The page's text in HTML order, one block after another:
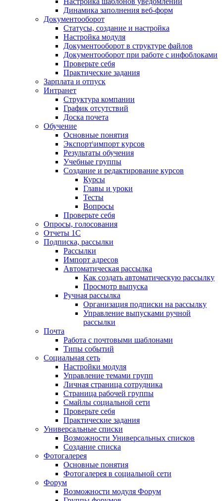
Динамика заполнения веб-форм
Документооборот
Статусы, создание и настройка
Настройка модуля
Документооборот в структуре файлов
Документооборот при работе с инфоблоками
Проверьте себя
Практические задания
Зарплата и отпуск
Интранет
Структура компании
График отсутствий
Доска почета
Обучение
Основные понятия
Экспорт\импорт курсов
Результаты обучения
Учебные группы
Создание и редактирование курсов
Курсы
Главы и уроки
Тесты
Вопросы
Проверьте себя
Опросы, голосования
Отчеты 1С
Подписка, рассылки
Рассылки
Импорт адресов
Автоматическая рассылка
Как создать автоматическую рассылку
Просмотр выпуска
Ручная рассылка
Организация подписки на рассылку
Управление выпусками ручной
рассылки
Почта
Работа с почтовыми шаблонами
Типы событий
Социальная сеть
Настройки модуля
Управление темами групп
Личная страница сотрудника
Страница рабочей группы
Смайлы социальной сети
Проверьте себя
Практические задания
Универсальные списки
Возможности Универсальных списков
Создание списка
Фотогалерея
Основные понятия
Фотогалерея в социальной сети
Форум
Возможности модуля Форум